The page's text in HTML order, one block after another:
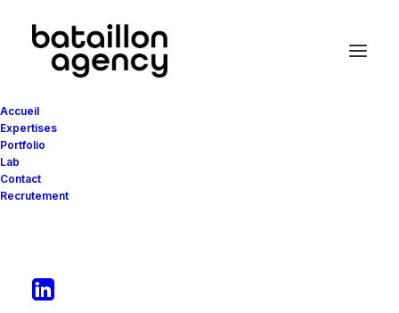
Accueil
Expertises
Portfolio
Lab
Contact
Recrutement